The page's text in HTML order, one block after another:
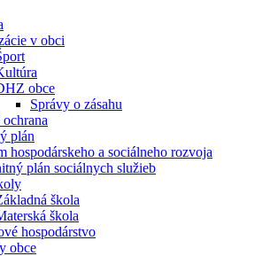
v obci
obce
Správy o zásahu
plán
hospodárskeho a sociálneho rozvoja
plán sociálnych služieb
škola
škola
hospodárstvo
obce